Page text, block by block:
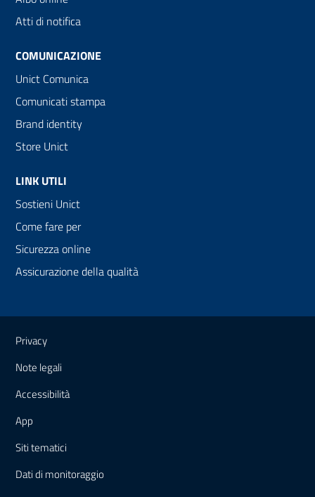
Atti di notifica
COMUNICAZIONE
Unict Comunica
Comunicati stampa
Brand identity
Store Unict
LINK UTILI
Sostieni Unict
Come fare per
Sicurezza online
Assicurazione della qualità
Link e informazioni utili
Privacy
Note legali
Accessibilità
App
Siti tematici
Dati di monitoraggio